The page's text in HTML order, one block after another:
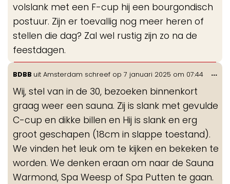
volslank met een F-cup hij een bourgondisch
postuur. Zijn er toevallig nog meer heren of
stellen die dag? Zal wel rustig zijn zo na de
feestdagen.
BDBB uit Amsterdam schreef op 7 januari 2025 om 07:44
Wij, stel van in de 30, bezoeken binnenkort
graag weer een sauna. Zij is slank met gevulde
C-cup en dikke billen en Hij is slank en erg
groot geschapen (18cm in slappe toestand).
We vinden het leuk om te kijken en bekeken te
worden. We denken eraan om naar de Sauna
Warmond, Spa Weesp of Spa Putten te gaan.
...